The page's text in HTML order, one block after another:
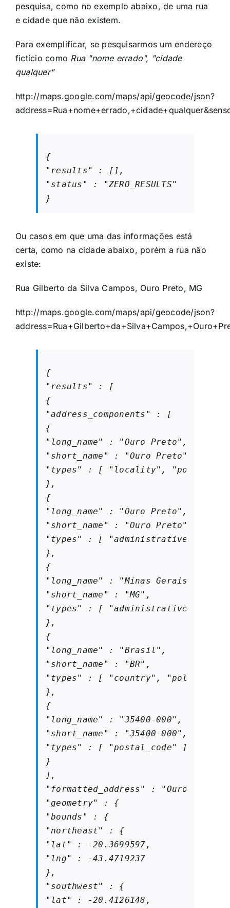
pesquisa, como no exemplo abaixo, de uma rua
e cidade que não existem.
Para exemplificar, se pesquisarmos um endereço
fictício como Rua "nome errado", "cidade
qualquer"
http://maps.google.com/maps/api/geocode/json?
{
"results" : [],
"status" : "ZERO_RESULTS"
}
Ou casos em que uma das informações está
certa, como na cidade abaixo, porém a rua não
existe:
Rua Gilberto da Silva Campos, Ouro Preto, MG
http://maps.google.com/maps/api/geocode/json?
{
"results" : [
{
"address_components" : [
{
"long_name" : "Ouro Preto",
"short_name" : "Ouro Preto",
"types" : [ "locality",
},
{
"long_name" : "Ouro Preto",
"short_name" : "Ouro Preto",
"types" : [
},
{
"long_name" : "Minas Gerais",
"short_name" : "MG",
"types" : [
},
{
"long_name" : "Brasil",
"short_name" : "BR",
"types" : [ "country", "political"
},
{
"long_name" : "35400-000",
"short_name" : "35400-000",
"types" : [ "postal_code" ]
}
],
"formatted_address" : "Ouro Preto,
"geometry" : {
"bounds" : {
"northeast" : {
"lat" : -20.3699597,
"lng" : -43.4719237
},
"southwest" : {
"lat" : -20.4126148,